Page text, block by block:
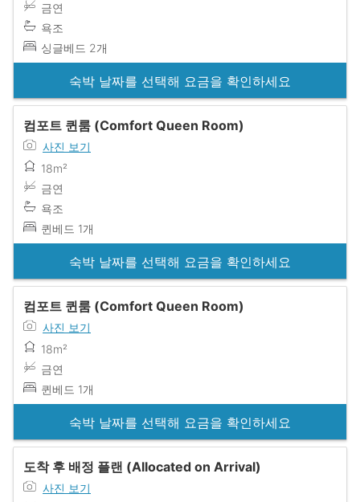
금연
욕조
싱글베드 2개
숙박 날짜를 선택해 요금을 확인하세요
컴포트 퀸룸 (Comfort Queen Room)
사진 보기
18m²
금연
욕조
퀸베드 1개
숙박 날짜를 선택해 요금을 확인하세요
컴포트 퀸룸 (Comfort Queen Room)
사진 보기
18m²
금연
퀸베드 1개
숙박 날짜를 선택해 요금을 확인하세요
도착 후 배정 플랜 (Allocated on Arrival)
사진 보기